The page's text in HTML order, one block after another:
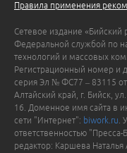
Правила применения
Сетевое издание «Бийский
Федеральной службой по
технологий и массовых
Регистрационный номер и
серия Эл № ФС77 – 83115
Алтайский край, г. Бийск,
16. Доменное имя сайта в
сети "Интернет": biwork.ru .
ответственностью
редактор: Каршева